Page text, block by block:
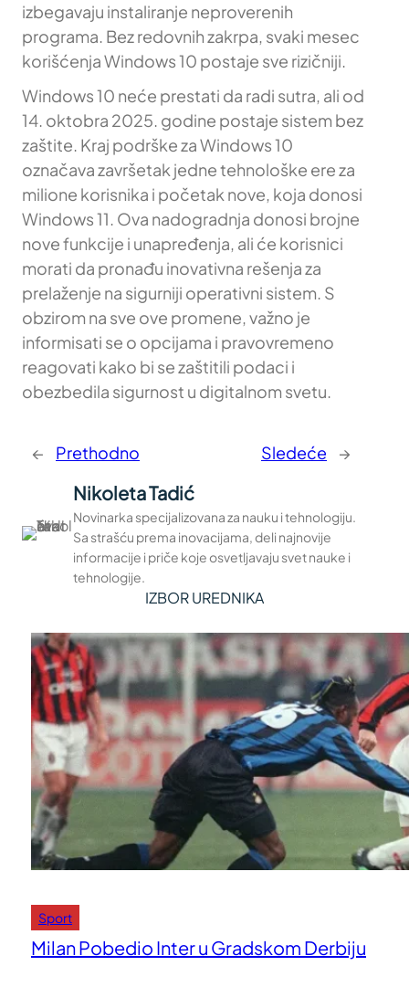
izbegavaju instaliranje neproverenih
programa. Bez redovnih zakrpa, svaki mesec
korišćenja Windows 10 postaje sve rizičniji.
Windows 10 neće prestati da radi sutra, ali od
14. oktobra 2025. godine postaje sistem bez
zaštite. Kraj podrške za Windows 10
označava završetak jedne tehnološke ere za
milione korisnika i početak nove, koja donosi
Windows 11. Ova nadogradnja donosi brojne
nove funkcije i unapređenja, ali će korisnici
morati da pronađu inovativna rešenja za
prelaženje na sigurniji operativni sistem. S
obzirom na sve ove promene, važno je
informisati se o opcijama i pravovremeno
reagovati kako bi se zaštitili podaci i
obezbedila sigurnost u digitalnom svetu.
← Prethodno Sledeće →
Nikoleta Tadić
Novinarka specijalizovana za nauku i tehnologiju.
Sa strašću prema inovacijama, deli najnovije
informacije i priče koje osvetljavaju svet nauke i
tehnologije.
IZBOR UREDNIKA
Sport
Milan Pobedio Inter u Gradskom Derbiju